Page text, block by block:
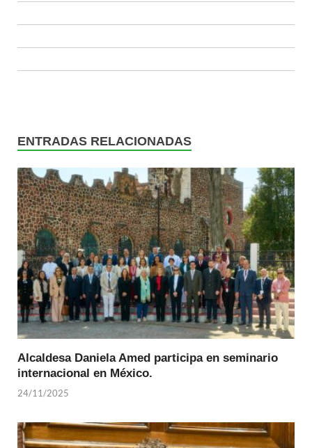
ENTRADAS RELACIONADAS
Alcaldesa Daniela Amed participa en seminario
internacional en México.
24/11/2025